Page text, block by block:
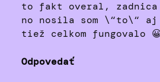
to fakt overal,
no nosila som \“to\“
tiež celkom fungovalo
Odpovedať